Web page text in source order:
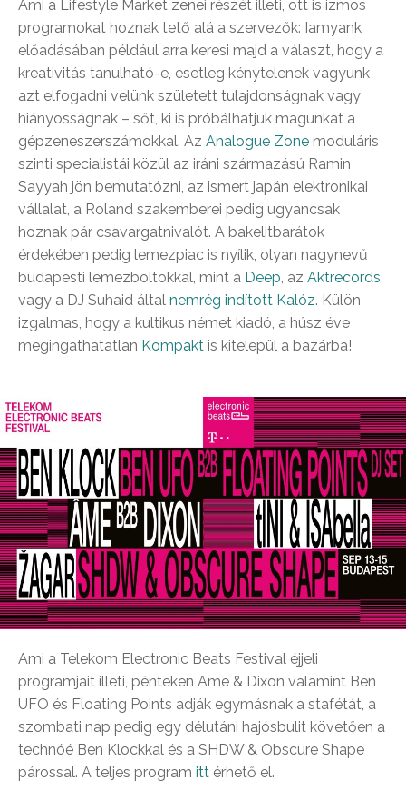
Ami a Lifestyle Market zenei részét illeti, ott is izmos
programokat hoznak tető alá a szervezők: Iamyank
előadásában például arra keresi majd a választ, hogy a
kreativitás tanulható-e, esetleg kénytelenek vagyunk
azt elfogadni velünk született tulajdonságnak vagy
hiányosságnak – sőt, ki is próbálhatjuk magunkat a
gépzeneszerszámokkal. Az Analogue Zone moduláris
szinti specialistái közül az iráni származású Ramin
Sayyah jön bemutatózni, az ismert japán elektronikai
vállalat, a Roland szakemberei pedig ugyancsak
hoznak pár csavargatnivalót. A bakelitbarátok
érdekében pedig lemezpiac is nyílik, olyan nagynevű
budapesti lemezboltokkal, mint a Deep , az Aktrecords
vagy a DJ Suhaid által nemrég indított Kalóz. Külön
izgalmas, hogy a kultikus német kiadó, a húsz éve
megingathatatlan Kompakt is kitelepül a bazárba!
Ami a Telekom Electronic Beats Festival éjjeli
programjait illeti, pénteken Ame & Dixon valamint Ben
UFO és Floating Points adják egymásnak a stafétát, a
szombati nap pedig egy délutáni hajósbulit követően a
technóé Ben Klockkal és a SHDW & Obscure Shape
párossal. A teljes program itt érhető el.